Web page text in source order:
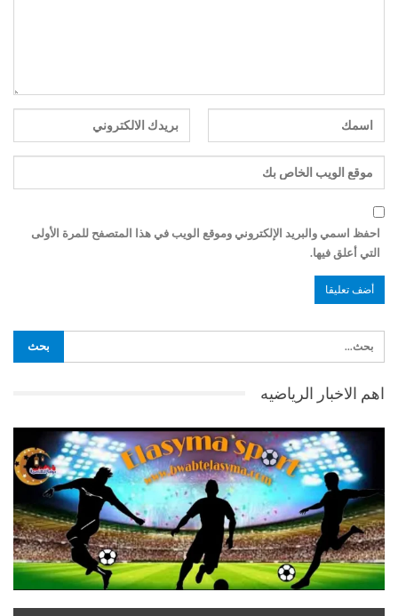
احفظ اسمي والبريد الإلكتروني وموقع الويب في هذا المتصفح للمرة الأولى
التي أعلق فيها.
اهم الاخبار الرياضيه